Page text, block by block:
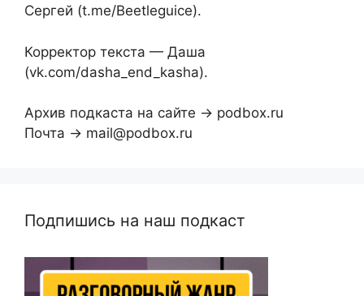
Сергей (t.me/Beetleguice).
Корректор текста — Даша
(vk.com/dasha_end_kasha).
Архив подкаста на сайте → podbox.ru
Почта → mail@podbox.ru
Подпишись на наш подкаст